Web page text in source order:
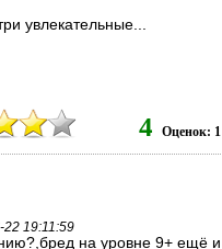
увлекательные...
4 Оценок: 1
22 19:11:59
на уровне 9+ ещё и